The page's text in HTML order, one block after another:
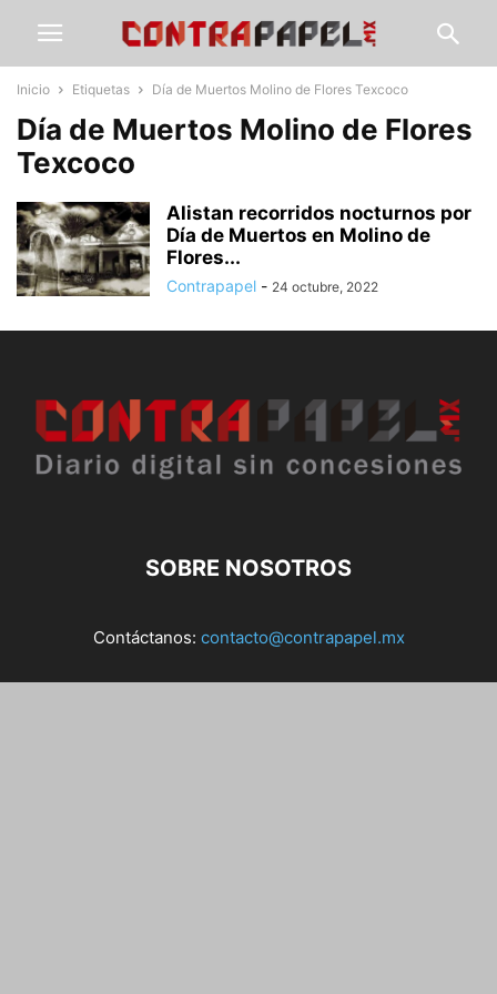
Inicio Etiquetas Día de Muertos Molino de Flores Texcoco
Día de Muertos Molino de Flores
Texcoco
Alistan recorridos nocturnos por
Día de Muertos en Molino de
Flores...
Contrapapel - 24 octubre, 2022
SOBRE NOSOTROS
Contáctanos: contacto@contrapapel.mx